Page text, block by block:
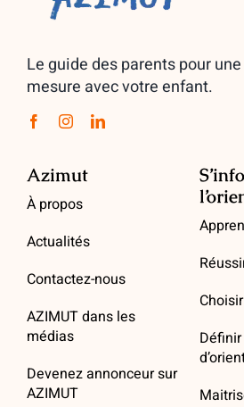
Le guide des parents pour
mesure avec votre enfant.
Azimut
À propos
Actualités
Contactez-nous
AZIMUT dans les
médias
Devenez annonceur sur
AZIMUT